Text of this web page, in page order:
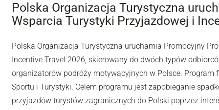
Polska Organizacja Turystyczna
Wsparcia Turystyki Przyjazdowej i
Polska Organizacja Turystyczna uruchamia Promocyjny
Incentive Travel 2026, skierowany do dwóch typów
organizatorów podróży motywacyjnych w Polsce.
Sportu i Turystyki. Celem programu jest zapobieganie
przyjazdów turystów zagranicznych do Polski poprzez